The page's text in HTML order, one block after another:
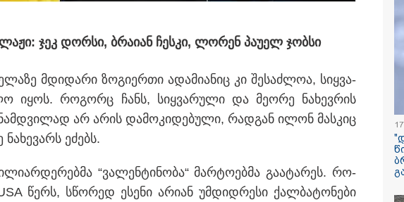
შეყვარებული
ენასა და
შეყვარებული
დედამიწაზე
წარმოშობის
არსებული
თავდაყირა
აღმოაჩინეს
ჯეკ დორ­სი, ბრა­ი­ან ჩეს­კი, ლო­რენ პა­უ­ელ ჯობ­სი
მდი­და­რი ზო­გი­ერ­თი ადა­მი­ა­ნიც კი შე­საძ­ლოა, სიყ­ვა­
იყოს. რო­გორც ჩანს, სიყ­ვა­რუ­ლი და მე­ო­რე ნა­ხევ­რის
არ არის და­მო­კი­დე­ბუ­ლი, რად­გან ილონ მას­კიც
ეძებს.
“ვა­ლენ­ტი­ნო­ბა“ მარ­ტო­ებ­მა გა­ა­ტა­რეს. რო­
წერს, სწო­რედ ესე­ნი არი­ან უმ­დიდ­რე­სი ქალ­ბა­ტო­ნე­ბი